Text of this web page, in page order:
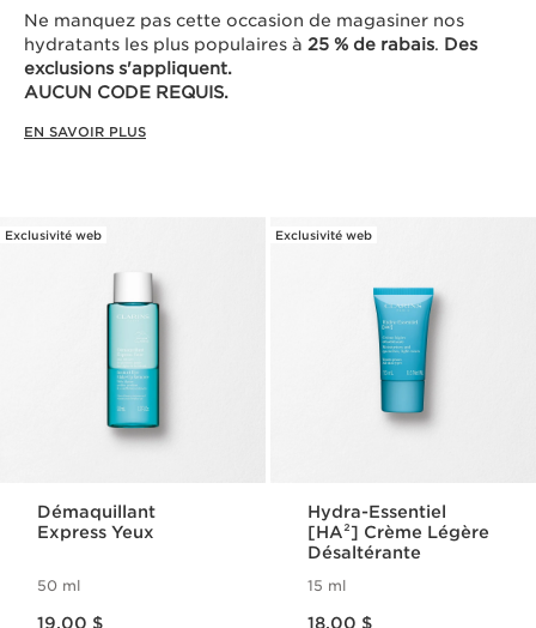
Ne manquez pas cette occasion de magasiner nos
hydratants les plus populaires à 25 % de rabais. Des
exclusions s'appliquent.
AUCUN CODE REQUIS.
EN SAVOIR PLUS
Exclusivité web
Démaquillant
Express Yeux
50 ml
19.00 $
Exclusivité web
Hydra-Essentiel
[HA²] Crème Légère
Désaltérante
15 ml
18.00 $